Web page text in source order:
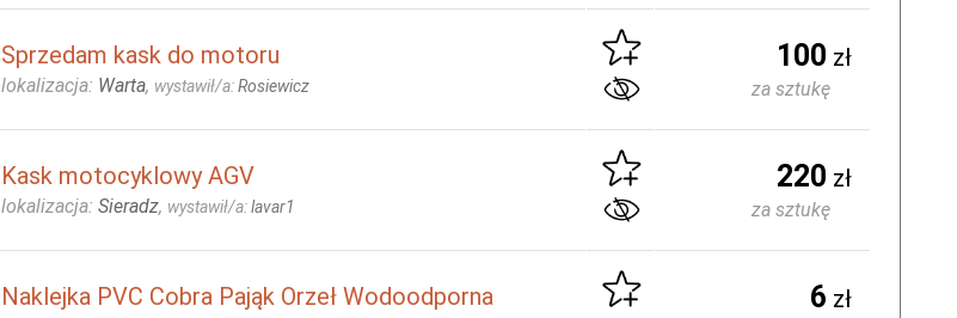
Sprzedam kask do motoru
lokalizacja: Warta, wystawił/a:Rosiewicz
100 zł
za sztukę
Kask motocyklowy AGV
lokalizacja: Sieradz, wystawił/a:lavar1
220 zł
za sztukę
Naklejka PVC Cobra Pająk Orzeł Wodoodporna 6 zł